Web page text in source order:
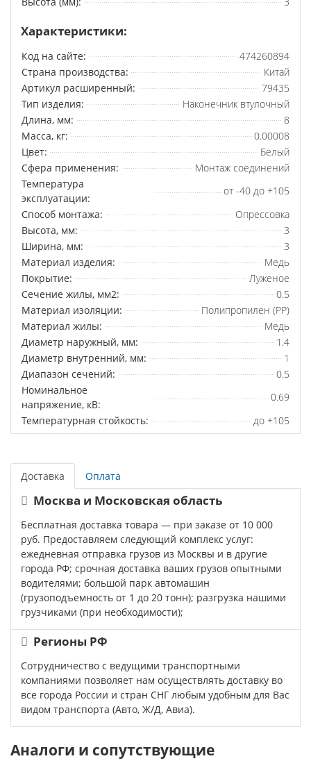
Характеристики:
Код на сайте:
474260894
Страна производства:
Китай
Артикул расширенный:
79435
Тип изделия:
Наконечник втулочный
Длина, мм:
8
Масса, кг:
0.00008
Цвет:
Белый
Сфера применения:
Монтаж соединений
Температура
эксплуатации:
от -40 до +105
Способ монтажа:
Опрессовка
Высота, мм:
3
Ширина, мм:
3
Материал изделия:
Медь
Покрытие:
Луженое
Сечение жилы, мм2:
0.5
Материал изоляции:
Полипропилен (PP)
Материал жилы:
Медь
Диаметр наружный, мм:
1.4
Диаметр внутренний, мм:
1
Диапазон сечений:
0.5
Номинальное
напряжение, кВ:
0.69
Температурная стойкость:
до +105
Доставка Оплата
Москва и Московская область
Бесплатная доставка товара — при заказе от 10 000
руб. Предоставляем следующий комплекс услуг:
ежедневная отправка грузов из Москвы и в другие
города РФ; срочная доставка ваших грузов опытными
водителями; большой парк автомашин
(грузоподъемность от 1 до 20 тонн); разгрузка нашими
грузчиками (при необходимости);
Регионы РФ
Сотрудничество с ведущими транспортными
компаниями позволяет нам осуществлять доставку во
все города России и стран СНГ любым удобным для Вас
видом транспорта (Авто, Ж/Д, Авиа).
Аналоги и сопутствующие